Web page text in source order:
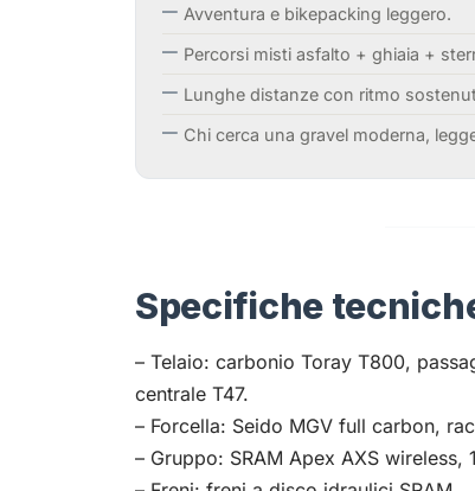
Avventura e bikepacking leggero.
Percorsi misti asfalto + ghiaia +
Lunghe distanze con ritmo
Chi cerca una gravel moderna,
Specifiche
– Telaio: carbonio Toray T800,
centrale T47.
– Forcella: Seido MGV full carbon,
– Gruppo: SRAM Apex AXS wireless,